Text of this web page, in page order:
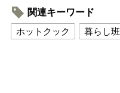
関連キーワード
ホットクック
暮らし班